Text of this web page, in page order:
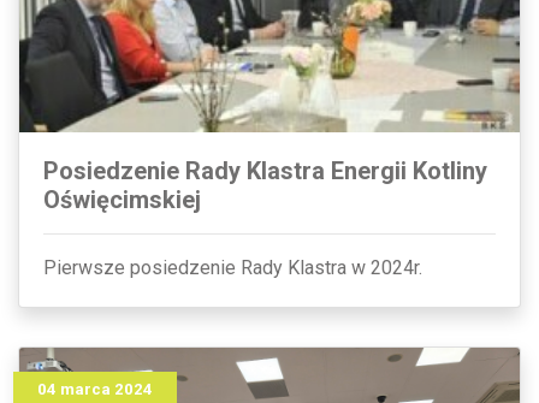
Posiedzenie Rady Klastra Energii Kotliny
Oświęcimskiej
Pierwsze posiedzenie Rady Klastra w 2024r.
04 marca 2024